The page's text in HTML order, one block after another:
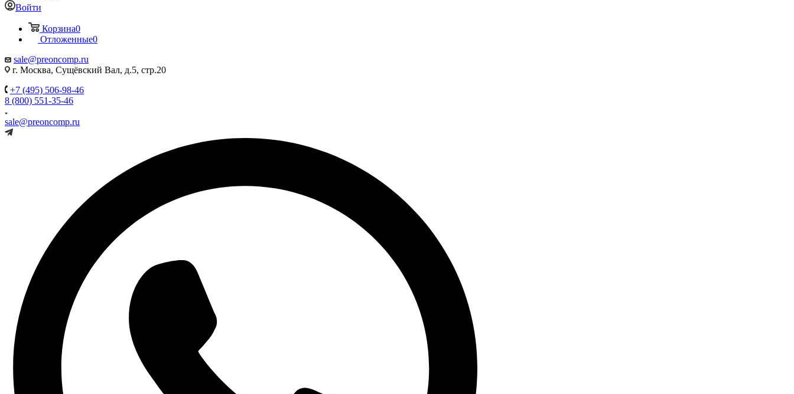
Войти
Корзина0
Отложенные0
sale@preoncomp.ru
г. Москва, Сущёвский Вал, д.5, стр.20
+7 (495) 506-98-46
8 (800) 551-35-46
sale@preoncomp.ru